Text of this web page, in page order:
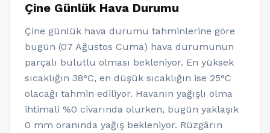
Çine Günlük Hava Durumu
Çine günlük hava durumu tahminlerine göre
bugün (07 Ağustos Cuma) hava durumunun
parçalı bulutlu olması bekleniyor. En yüksek
sıcaklığın 38°C, en düşük sıcaklığın ise 25°C
olacağı tahmin ediliyor. Havanın yağışlı olma
ihtimali %0 civarında olurken, bugün yaklaşık
0 mm oranında yağış bekleniyor. Rüzgârın